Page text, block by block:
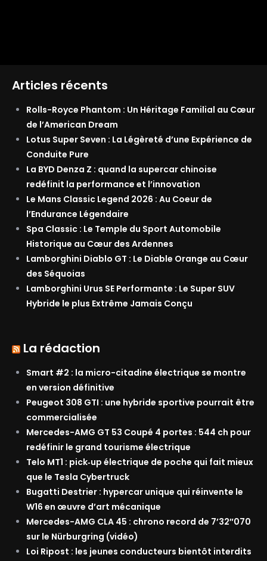
Articles récents
Rolls-Royce Phantom : Un Héritage Familial au Cœur
de l’American Dream
Lotus Super Seven : La Légèreté d’une Expérience de
Conduite Pure
La BYD Denza Z : quand la supercar chinoise
redéfinit la performance et l’innovation
Le Mans Classic Legend 2026 : Au Coeur de
l’Endurance Légendaire
Spa Classic : Le Temple du Sport Automobile
Historique au Cœur des Ardennes
Lamborghini Diablo GT : Le Diable Orange au Cœur
des Séquoias
Lamborghini Urus SE Performante : Le Super SUV
Hybride le plus Extrême Jamais Conçu
La rédaction
Smart #2 : la micro-citadine électrique se montre
en version définitive
Peugeot 308 GTI : une hybride sportive pourrait être
commercialisée
Mercedes-AMG GT 53 Coupé 4 portes : 544 ch pour
redéfinir le grand tourisme électrique
Telo MT1 : pick‑up électrique de poche qui fait mieux
que le Tesla Cybertruck
Bugatti Destrier : hypercar unique qui réinvente le
W16 en œuvre d’art mécanique
Mercedes-AMG CLA 45 : chrono record de 7’32″070
sur le Nürburgring (vidéo)
Loi Ripost : les jeunes conducteurs bientôt interdits